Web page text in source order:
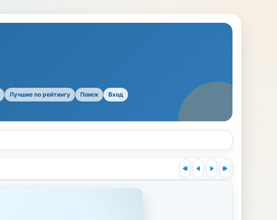
Лучшие по рейтингу Поиск Вход